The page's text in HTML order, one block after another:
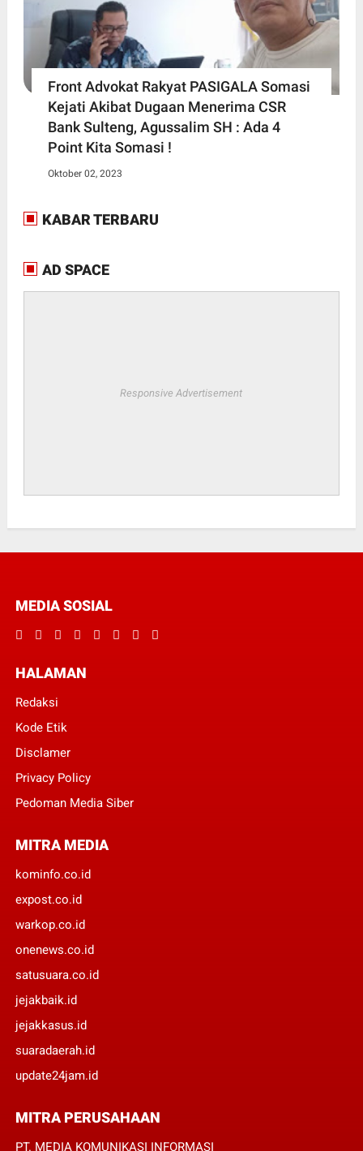
Front Advokat Rakyat PASIGALA Somasi
Kejati Akibat Dugaan Menerima CSR
Bank Sulteng, Agussalim SH : Ada 4
Point Kita Somasi !
Oktober 02, 2023
KABAR TERBARU
AD SPACE
Responsive Advertisement
MEDIA SOSIAL
HALAMAN
Redaksi
Kode Etik
Disclamer
Privacy Policy
Pedoman Media Siber
MITRA MEDIA
kominfo.co.id
expost.co.id
warkop.co.id
onenews.co.id
satusuara.co.id
jejakbaik.id
jejakkasus.id
suaradaerah.id
update24jam.id
MITRA PERUSAHAAN
PT. MEDIA KOMUNIKASI INFORMASI